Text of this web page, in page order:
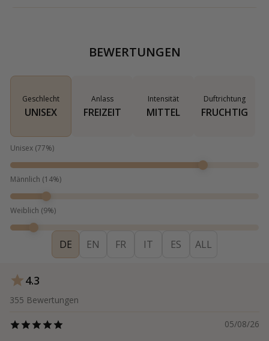
BEWERTUNGEN
Geschlecht
UNISEX
Anlass
FREIZEIT
Intensität
MITTEL
Duftrichtung
FRUCHTIG
Unisex (77%)
Männlich (14%)
Weiblich (9%)
DE EN FR IT ES ALL
4.3
355 Bewertungen
05/08/26